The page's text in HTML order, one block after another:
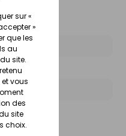
sur «
»
que les
au
site.
vous
des
site
choix.
:27273739